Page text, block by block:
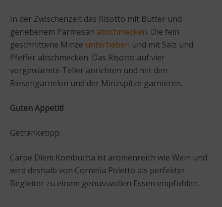
In der Zwischenzeit das Risotto mit Butter und
geriebenem Parmesan abschmecken. Die fein
geschnittene Minze unterheben und mit Salz und
Pfeffer abschmecken. Das Risotto auf vier
vorgewärmte Teller anrichten und mit den
Riesengarnelen und der Minzspitze garnieren.
Guten Appetit!
Getränketipp:
Carpe Diem Kombucha ist aromenreich wie Wein und
wird deshalb von Cornelia Poletto als perfekter
Begleiter zu einem genussvollen Essen empfohlen.